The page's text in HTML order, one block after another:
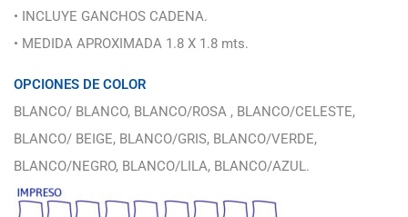
• INCLUYE GANCHOS CADENA.
• MEDIDA APROXIMADA 1.8 X 1.8 mts.
OPCIONES DE COLOR
BLANCO/ BLANCO, BLANCO/ROSA , BLANCO/CELESTE,
BLANCO/ BEIGE, BLANCO/GRIS, BLANCO/VERDE,
BLANCO/NEGRO, BLANCO/LILA, BLANCO/AZUL.